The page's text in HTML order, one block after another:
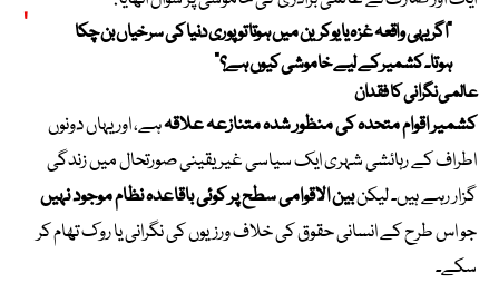
“اگر یہی واقعہ غزہ یا یوکرین میں ہوتا تو پوری دنیا کی سرخیاں بن چکا
ہوتا۔ کشمیر کے لیے خاموشی کیوں ہے؟”
عالمی نگرانی کا فقدان
کشمیر اقوام متحدہ کی منظور شدہ متنازعہ علاقہہے، اور یہاں دونوں
اطراف کے رہائشی شہری ایک سیاسی غیر یقینی صورتحال میں زندگی
گزار رہے ہیں۔ لیکنبین الاقوامی سطح پر کوئی باقاعدہ نظام موجود نہیں
جو اس طرح کے انسانی حقوق کی خلاف ورزیوں کی نگرانی یا روک تھام کر
سکے۔